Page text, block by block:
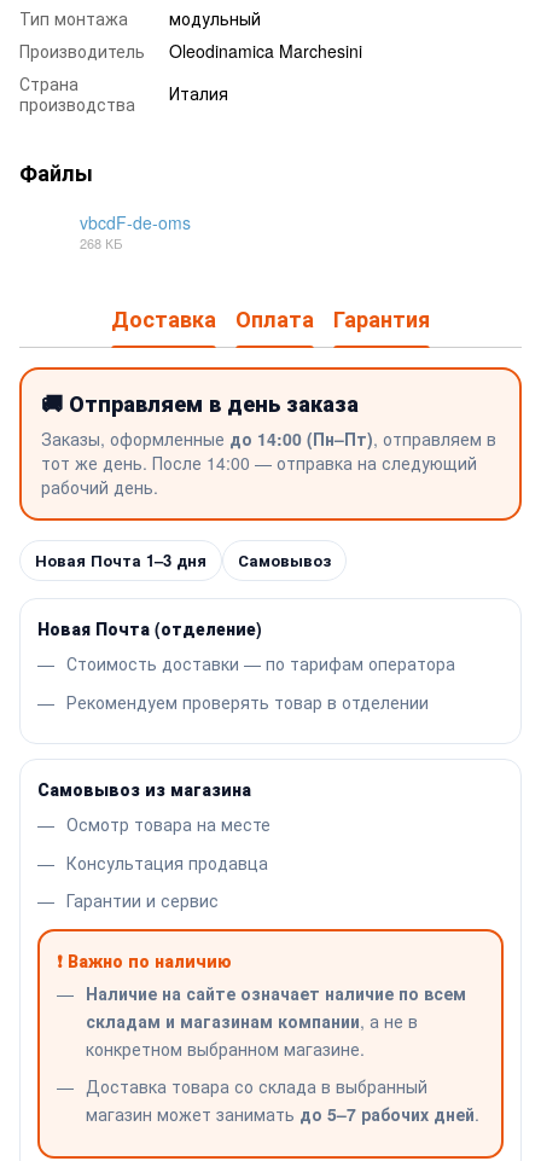
Тип монтажа
модульный
Производитель
Oleodinamica Marchesini
Страна
производства
Италия
Файлы
vbcdF-de-oms
268 КБ
Доставка Оплата Гарантия
🚚 Отправляем в день заказа
Заказы, оформленные до 14:00 (Пн–Пт), отправляем в
тот же день. После 14:00 — отправка на следующий
рабочий день.
Новая Почта 1–3 дня Самовывоз
Новая Почта (отделение)
Стоимость доставки — по тарифам оператора
Рекомендуем проверять товар в отделении
Самовывоз из магазина
Осмотр товара на месте
Консультация продавца
Гарантии и сервис
❗ Важно по наличию
Наличие на сайте означает наличие по всем
складам и магазинам компании, а не в
конкретном выбранном магазине.
Доставка товара со склада в выбранный
магазин может занимать до 5–7 рабочих дней.